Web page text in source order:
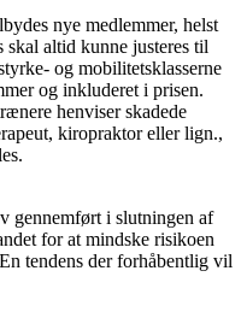
nye medlemmer, helst
altid kunne justeres til
og mobilitetsklasserne
og inkluderet i prisen.
henviser skadede
kiropraktor eller lign.,
gennemført i slutningen af
for at mindske risikoen
tendens der forhåbentlig vil